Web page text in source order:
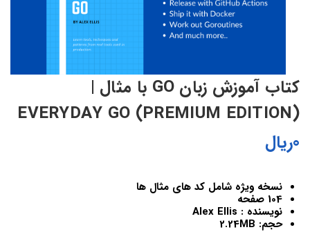
کتاب آموزش زبان GO با مثال |
EVERYDAY GO (PREMIUM EDITION)
0ریال
نسخه ویژه شامل کد های مثال ها
104 صفحه
نویسنده : Alex Ellis
حجم: 2.24MB